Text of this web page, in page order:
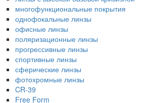
многофункциональные покрытия
однофокальные линзы
офисные линзы
поляризационные линзы
прогрессивные линзы
спортивные линзы
сферические линзы
фотохромные линзы
CR-39
Free Form